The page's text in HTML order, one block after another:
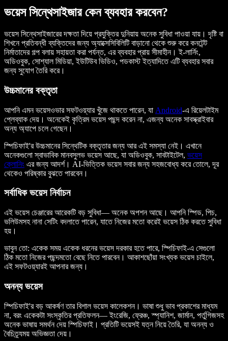
ভয়েস সিন্থেসাইজার কেন ব্যবহার করবেন?
ভয়েস সিন্থেসাইজারের দক্ষতা দিয়ে প্রযুক্তির দুনিয়ায় অনেক সুবিধা পাওয়া যায়। দৃষ্টি বা
শিখনে প্রতিবন্ধী ব্যক্তিদের জন্য অ্যাক্সেসিবিলিটি বাড়ানো থেকে শুরু করে কনটেন্ট
নির্মাতাদের গল্প বলায় সহায়তা করা পর্যন্ত, এর ব্যবহার প্রায় সীমাহীন। ই-লার্নিং,
অডিওবুক, সোশ্যাল মিডিয়া, ইউটিউব ভিডিও, পডকাস্ট ইত্যাদিতে এটি ব্যবহার সবার
জন্য সুযোগ তৈরি করে।
উচ্চমানের বক্তৃতা
আপনি এমন ভয়েসওভার সফটওয়্যার খুঁজে থাকতে পারেন, যা Android-এ রিয়েলটাইম
প্লেব্যাক দেয়। অনেকেই কৃত্রিম ভয়েস পছন্দ করেন না, এজন্য অনেক সাবস্ক্রাইবার
অন্য অ্যাপে চলে গেছেন।
স্পিচিফাই'র উচ্চমানের সিন্থেটিক বক্তৃতার জন্য আর এই সমস্যা নেই। এখানে
অনেকগুলো স্বাভাবিক মানবসুলভ ভয়েস আছে, যা অডিওবুক, সাবটাইটেল, ভয়েস
ক্লোনিং এর জন্য আদর্শ। AI-ভিত্তিক ভয়েস সবার জন্য সহজবোধ্য করে তোলে, দূর
থেকেও পরিষ্কার বুঝতে পারবেন।
সর্বাধিক ভয়েস নির্বাচন
এই ভয়েস চেঞ্জারের আরেকটি বড় সুবিধা— অনেক অপশন আছে। আপনি স্পিড, পিচ,
ভলিউমসহ নানা সেটিং বদলাতে পারেন, যাতে নিজের মতো করেই ভয়েস ঠিক করতে সুবিধা
হয়।
ভাবুন তো: একেক সময় একেক ধরনের ভয়েস দরকার হতে পারে, স্পিচিফাই-এ সেগুলো
ঠিক মতো নিজের পছন্দমতো বেছে নিতে পারবেন। আকাশছোঁয়া সংখ্যক ভয়েস চাইলে,
এই সফটওয়্যারই আপনার জন্য।
অনন্য ভয়েস
স্পিচিফাই'র বড় আকর্ষণ তার বিশাল ভয়েস কালেকশন। ভাষা শুধু ভাব প্রকাশের মাধ্যম
না, বরং একেকটা সংস্কৃতির প্রতিফলন— ইংরেজি, ফ্রেঞ্চ, স্প্যানিশ, জার্মান, পর্তুগিজসহ
অনেক ভাষায় সমর্থন দেয় স্পিচিফাই। প্রতিটি ভয়েসই যত্ন নিয়ে তৈরি, যা অনন্য ও
বৈচিত্র্যময় অভিজ্ঞতা দেয়।